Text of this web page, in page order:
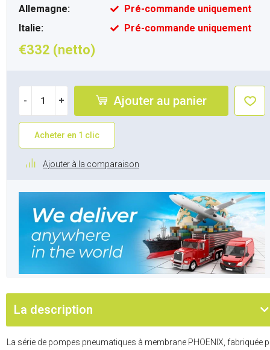
Allemagne:
Pré-commande uniquement
Italie:
Pré-commande uniquement
€332 (netto)
- + Ajouter au panier
Acheter en 1 clic
Ajouter à la comparaison
La description
La série de pompes pneumatiques à membrane PHOENIX, fabriquée